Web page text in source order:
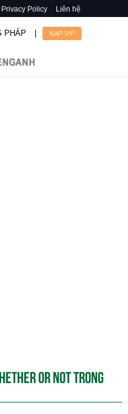
Privacy Policy Liên hệ
PHÁP NẠP VIP
OR NOT TRONG